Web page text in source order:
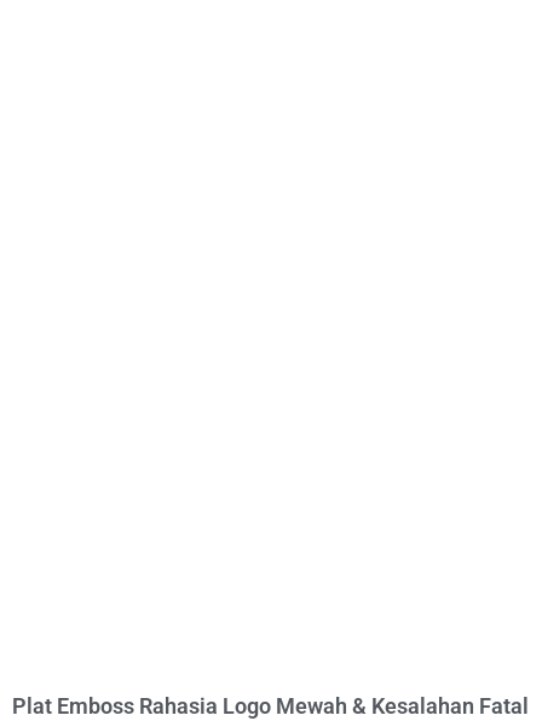
Plat Emboss Rahasia Logo Mewah & Kesalahan Fatal